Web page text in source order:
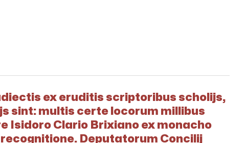
ex eruditis scriptoribus scholijs,
sint: multis certe locorum millibus
Isidoro Clario Brixiano ex monacho
Deputatorum Concilij